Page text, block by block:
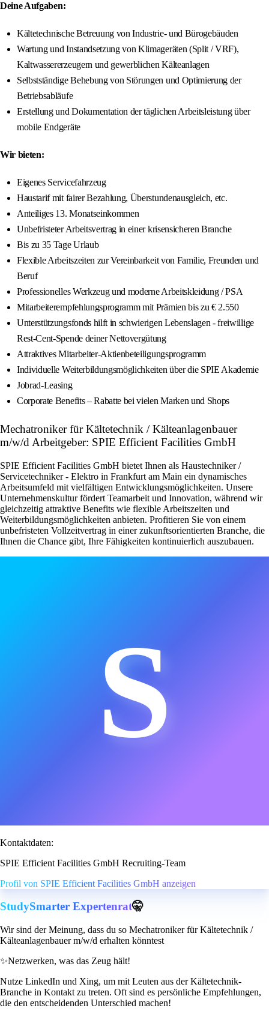
Deine Aufgaben:
Kältetechnische Betreuung von Industrie- und Bürogebäuden
Wartung und Instandsetzung von Klimageräten (Split / VRF),
Kaltwassererzeugern und gewerblichen Kälteanlagen
Selbstständige Behebung von Störungen und Optimierung der
Betriebsabläufe
Erstellung und Dokumentation der täglichen Arbeitsleistung über
mobile Endgeräte
Wir bieten:
Eigenes Servicefahrzeug
Haustarif mit fairer Bezahlung, Überstundenausgleich, etc.
Anteiliges 13. Monatseinkommen
Unbefristeter Arbeitsvertrag in einer krisensicheren Branche
Bis zu 35 Tage Urlaub
Flexible Arbeitszeiten zur Vereinbarkeit von Familie, Freunden und
Beruf
Professionelles Werkzeug und moderne Arbeitskleidung / PSA
Mitarbeiterempfehlungsprogramm mit Prämien bis zu € 2.550
Unterstützungsfonds hilft in schwierigen Lebenslagen - freiwillige
Rest-Cent-Spende deiner Nettovergütung
Attraktives Mitarbeiter-Aktienbeteiligungsprogramm
Individuelle Weiterbildungsmöglichkeiten über die SPIE Akademie
Jobrad-Leasing
Corporate Benefits – Rabatte bei vielen Marken und Shops
Mechatroniker für Kältetechnik / Kälteanlagenbauer
m/w/d Arbeitgeber: SPIE Efficient Facilities GmbH
SPIE Efficient Facilities GmbH bietet Ihnen als Haustechniker /
Servicetechniker - Elektro in Frankfurt am Main ein dynamisches
Arbeitsumfeld mit vielfältigen Entwicklungsmöglichkeiten. Unsere
Unternehmenskultur fördert Teamarbeit und Innovation, während wir
gleichzeitig attraktive Benefits wie flexible Arbeitszeiten und
Weiterbildungsmöglichkeiten anbieten. Profitieren Sie von einem
unbefristeten Vollzeitvertrag in einer zukunftsorientierten Branche, die
Ihnen die Chance gibt, Ihre Fähigkeiten kontinuierlich auszubauen.
S
Kontaktdaten:
SPIE Efficient Facilities GmbH Recruiting-Team
Profil von SPIE Efficient Facilities GmbH anzeigen
StudySmarter Expertenrat🤫
Wir sind der Meinung, dass du so Mechatroniker für Kältetechnik /
Kälteanlagenbauer m/w/d erhalten könntest
✨Netzwerken, was das Zeug hält!
Nutze LinkedIn und Xing, um mit Leuten aus der Kältetechnik-
Branche in Kontakt zu treten. Oft sind es persönliche Empfehlungen,
die den entscheidenden Unterschied machen!